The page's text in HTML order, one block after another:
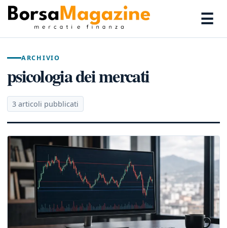
☰
ARCHIVIO
psicologia dei mercati
3 articoli pubblicati